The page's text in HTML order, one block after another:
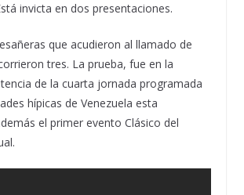
invicta en dos presentaciones.
que acudieron al llamado de
tres. La prueba, fue en la
de la cuarta jornada programada
hípicas de Venezuela esta
el primer evento Clásico del